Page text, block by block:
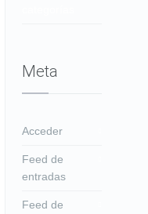
Meta
Acceder
Feed de
entradas
Feed de